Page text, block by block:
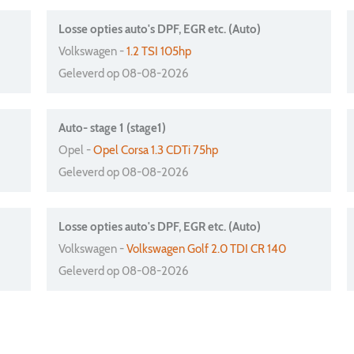
Losse opties auto's DPF, EGR etc. (Auto)
Volkswagen -1.2 TSI 105hp
Geleverd op 08-08-2026
Auto- stage 1 (stage1)
Opel -Opel Corsa 1.3 CDTi 75hp
Geleverd op 08-08-2026
Losse opties auto's DPF, EGR etc. (Auto)
Volkswagen -Volkswagen Golf 2.0 TDI CR 140
Geleverd op 08-08-2026